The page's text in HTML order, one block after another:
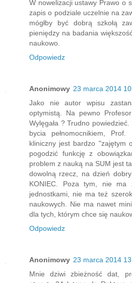
W nowelizacji ustawy Prawo o
zapis o podziale uczelnie na
mógłby być dobrą szkołą
pieniędzy na badania
naukowo.
Odpowiedz
Anonimowy 23 marca 2014
Jako nie autor wpisu
optymistą. Na pewno
Wylęgała ? Trudno
bycia pełnomocnikiem,
kliniczny jest bardzo "zajętym
pogodzić funkcję z
problem z nauką na SUM jest
dowolną rzecz, na dzień
KONIEC. Poza tym, nie ma
jednostkami, nie ma też
naukowych. Nie ma nawet
dla tych, którym chce się
Odpowiedz
Anonimowy 23 marca 2014
Mnie dziwi zbieżność dat,